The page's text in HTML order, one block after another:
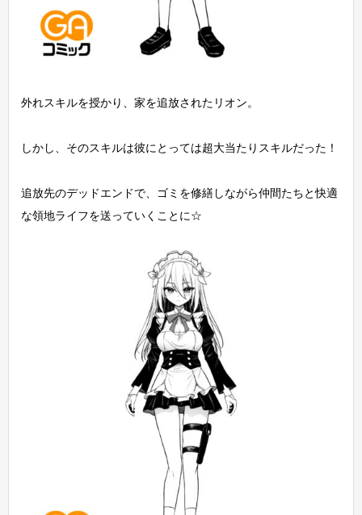
外れスキルを授かり、家を追放されたリオン。
しかし、そのスキルは彼にとっては超大当たりスキルだった！
追放先のデッドエンドで、ゴミを修繕しながら仲間たちと快適
な領地ライフを送っていくことに☆